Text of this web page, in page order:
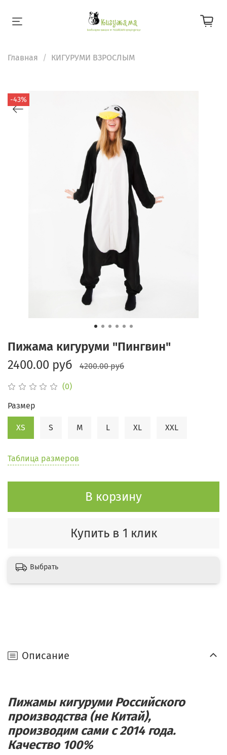
Главная КИГУРУМИ ВЗРОСЛЫМ
-43%
(0)
Пижама кигуруми "Пингвин"
2400.00 руб
4200.00 руб
Таблица размеров
В корзину
Купить в 1 клик
Размер
XS S M L XL XXL
Выбрать
Описание
Пижамы кигуруми Российского
производства (не Китай),
производим сами с 2014 года.
Качество 100%